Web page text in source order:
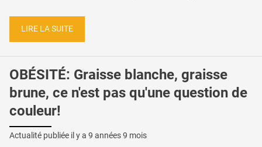
LIRE LA SUITE
OBÉSITÉ: Graisse blanche, graisse
brune, ce n'est pas qu'une question de
couleur!
Actualité publiée il y a 9 années 9 mois